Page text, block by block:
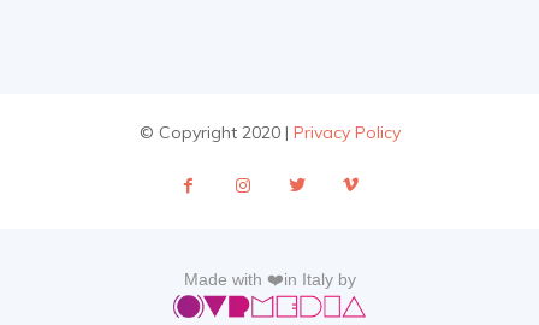
© Copyright 2020 | Privacy Policy
Made with ❤️in Italy by